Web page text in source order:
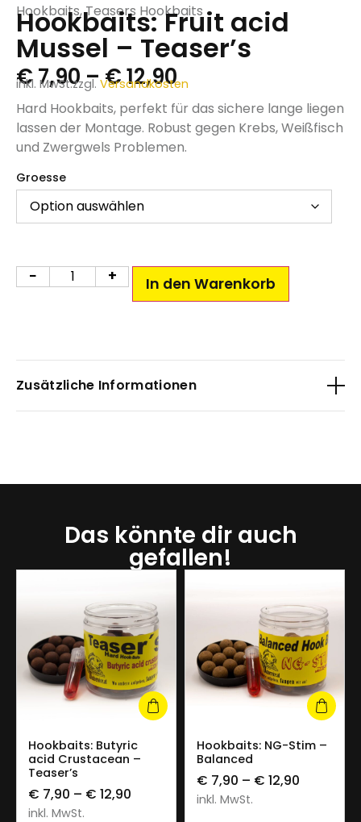
Hookbaits,Teasers Hookbaits
Hookbaits: Fruit acid
Mussel – Teaser’s
€7,90–€12,90
inkl. MwSt.zzgl. Versandkosten
Hard Hookbaits, perfekt für das sichere lange liegen
lassen der Montage. Robust gegen Krebs, Weißfisch
und Zwergwels Problemen.
Groesse
− + In den Warenkorb
Zusätzliche Informationen
12 mm, 16 mm, 20 mm, 26 mm, 26/35 mm, 30 mm
Das könnte dir auch
gefallen!
Hookbaits: Butyric
acid Crustacean –
Teaser’s
€ 7,90 – € 12,90
inkl. MwSt.
Hookbaits: NG-Stim –
Balanced
€ 7,90 – € 12,90
inkl. MwSt.